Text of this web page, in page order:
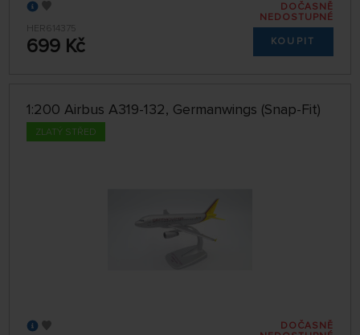
HER614375
699 Kč
DOČASNĚ
NEDOSTUPNÉ
KOUPIT
1:200 Airbus A319-132, Germanwings (Snap-Fit)
ZLATÝ STŘED
DOČASNĚ